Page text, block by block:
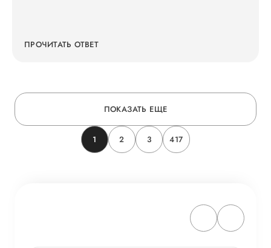
ПРОЧИТАТЬ ОТВЕТ
ПОКАЗАТЬ ЕЩЕ
1 2 3 417